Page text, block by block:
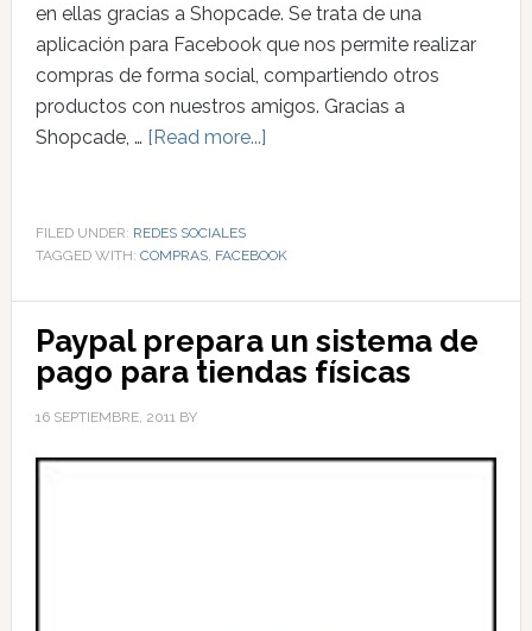
en ellas gracias a Shopcade. Se trata de una
aplicación para Facebook que nos permite realizar
compras de forma social, compartiendo otros
productos con nuestros amigos. Gracias a
Shopcade, … [Read more...]
FILED UNDER: REDES SOCIALES
TAGGED WITH: COMPRAS, FACEBOOK
Paypal prepara un sistema de
pago para tiendas físicas
16 SEPTIEMBRE, 2011BY